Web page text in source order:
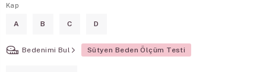
Kap
A B C D
Bedenimi Bul Sütyen Beden Ölçüm Testi